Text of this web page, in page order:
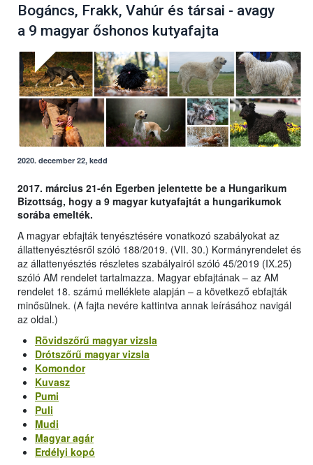
Bogáncs, Frakk, Vahúr és társai - avagy
a 9 magyar őshonos kutyafajta
2020. december 22, kedd
2017. március 21-én Egerben jelentette be a Hungarikum
Bizottság, hogy a 9 magyar kutyafajtát a hungarikumok
sorába emelték.
A magyar ebfajták tenyésztésére vonatkozó szabályokat az
állattenyésztésről szóló 188/2019. (VII. 30.) Kormányrendelet és
az állattenyésztés részletes szabályairól szóló 45/2019 (IX.25)
szóló AM rendelet tartalmazza. Magyar ebfajtának – az AM
rendelet 18. számú melléklete alapján – a következő ebfajták
minősülnek. (A fajta nevére kattintva annak leírásához navigál
az oldal.)
Rövidszőrű magyar vizsla
Drótszőrű magyar vizsla
Komondor
Kuvasz
Pumi
Puli
Mudi
Magyar agár
Erdélyi kopó